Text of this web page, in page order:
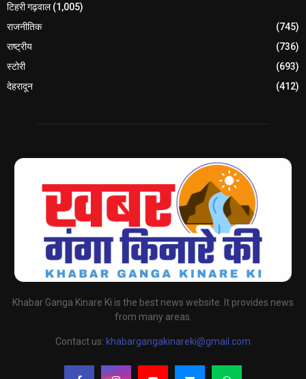
टिहरी गढ़वाल(1,005)
राजनीतिक
(745)
राष्ट्रीय
(736)
स्टोरी
(693)
देहरादून
(412)
Khabar Ganga Kinare Ki is the best news website. It provides news
from many areas.
Contact us: khabargangakinareki@gmail.com